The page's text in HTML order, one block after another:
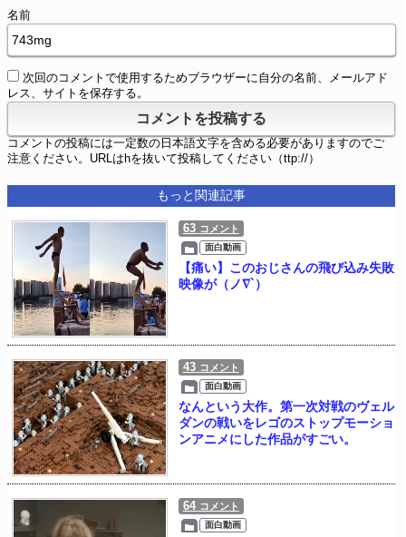
名前
次回のコメントで使用するためブラウザーに自分の名前、メールアド
レス、サイトを保存する。
コメントの投稿には一定数の日本語文字を含める必要がありますのでご
注意ください。URLはhを抜いて投稿してください（ttp://）
もっと関連記事
63 コメント
面白動画
【痛い】このおじさんの飛び込み失敗
映像が（ノ∇`）
43 コメント
面白動画
なんという大作。第一次対戦のヴェル
ダンの戦いをレゴのストップモーショ
ンアニメにした作品がすごい。
64 コメント
面白動画